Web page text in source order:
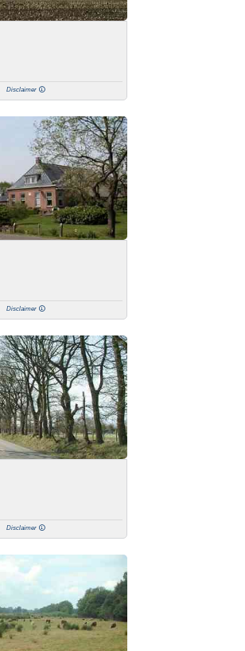
Disclaimer
Disclaimer
Disclaimer